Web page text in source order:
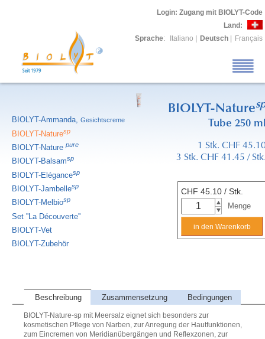
Login: Zugang mit BIOLYT-Code
Land:
Sprache: Italiano Deutsch Français
BIOLYT-Ammanda, Gesichtscreme
BIOLYT-Naturesp
BIOLYT-Naturepure
BIOLYT-Balsamsp
BIOLYT-Elégancesp
BIOLYT-Jambellesp
BIOLYT-Melbiosp
Set ''La Découverte''
BIOLYT-Vet
BIOLYT-Zubehör
BIOLYT-Nature
Tube 250
1 Stk. CHF
3 Stk. CHF 41.45 /
CHF 45.10 / Stk.
Menge
Beschreibung Zusammensetzung Bedingungen
BIOLYT-Nature-sp mit Meersalz eignet sich besonders zur
kosmetischen Pflege von Narben, zur Anregung der Hautfunktionen,
zum Eincremen von Meridianübergängen und Reflexzonen, zur